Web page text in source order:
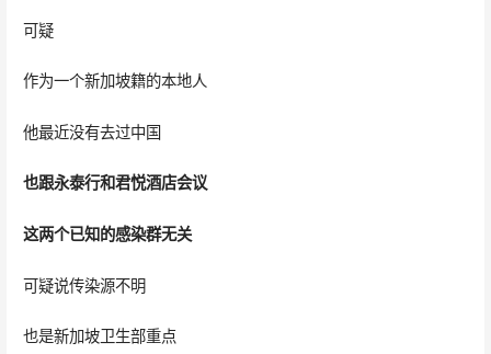
可疑
作为一个新加坡籍的本地人
他最近没有去过中国
也跟永泰行和君悦酒店会议
这两个已知的感染群无关
可疑说传染源不明
也是新加坡卫生部重点